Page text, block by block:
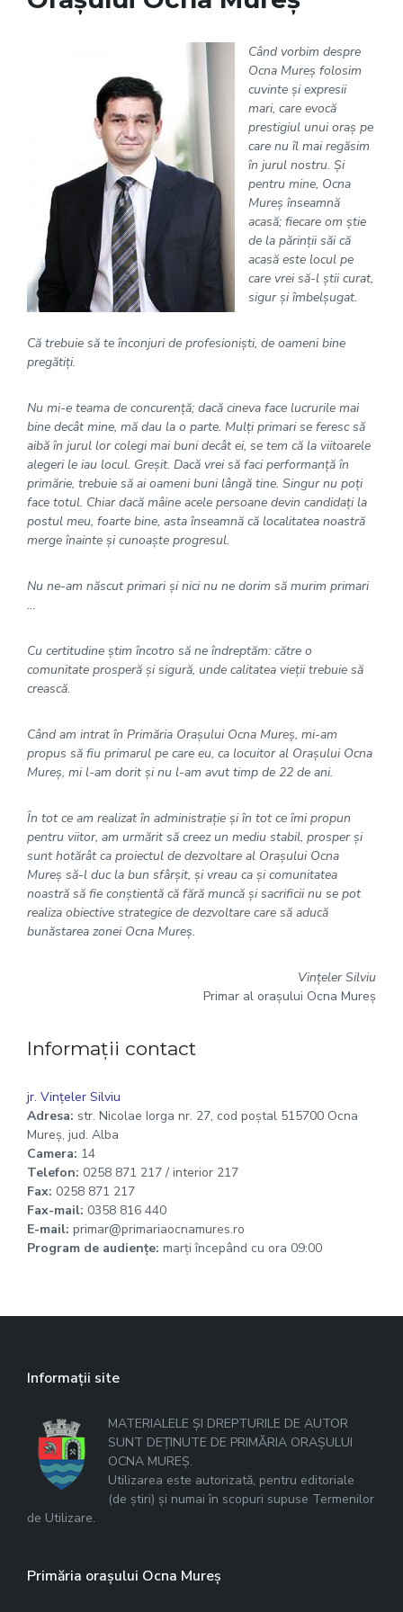
Când vorbim despre
Ocna Mureş folosim
cuvinte şi expresii
mari, care evocă
prestigiul unui oraş pe
care nu îl mai regăsim
în jurul nostru. Şi
pentru mine, Ocna
Mureş înseamnă
acasă; fiecare om ştie
de la părinţii săi că
acasă este locul pe
care vrei să-l ştii curat,
sigur şi îmbelşugat.
Că trebuie să te înconjuri de profesionişti, de oameni bine
pregătiţi.
Nu mi-e teama de concurenţă; dacă cineva face lucrurile mai
bine decât mine, mă dau la o parte. Mulţi primari se feresc să
aibă în jurul lor colegi mai buni decât ei, se tem că la viitoarele
alegeri le iau locul. Greşit. Dacă vrei să faci performanţă în
primărie, trebuie să ai oameni buni lângă tine. Singur nu poţi
face totul. Chiar dacă mâine acele persoane devin candidaţi la
postul meu, foarte bine, asta înseamnă că localitatea noastră
merge înainte şi cunoaşte progresul.
Nu ne-am născut primari şi nici nu ne dorim să murim primari
…
Cu certitudine ştim încotro să ne îndreptăm: către o
comunitate prosperă şi sigură, unde calitatea vieţii trebuie să
crească.
Când am intrat în Primăria Oraşului Ocna Mureş, mi-am
propus să fiu primarul pe care eu, ca locuitor al Oraşului Ocna
Mureş, mi l-am dorit şi nu l-am avut timp de 22 de ani.
În tot ce am realizat în administraţie şi în tot ce îmi propun
pentru viitor, am urmărit să creez un mediu stabil, prosper şi
sunt hotărât ca proiectul de dezvoltare al Oraşului Ocna
Mureş să-l duc la bun sfârşit, şi vreau ca şi comunitatea
noastră să fie conştientă că fără muncă şi sacrificii nu se pot
realiza obiective strategice de dezvoltare care să aducă
bunăstarea zonei Ocna Mureş.
Vinţeler Silviu
Primar al oraşului Ocna Mureş
Informații contact
jr. Vinţeler Silviu
Adresa: str. Nicolae Iorga nr. 27, cod poştal 515700 Ocna
Mureş, jud. Alba
Camera: 14
Telefon: 0258 871 217 / interior 217
Fax: 0258 871 217
Fax-mail: 0358 816 440
E-mail: primar@primariaocnamures.ro
Program de audienţe: marţi începând cu ora 09:00
Informații site
MATERIALELE ȘI DREPTURILE DE AUTOR
SUNT DEȚINUTE DE PRIMĂRIA ORAȘULUI
OCNA MUREȘ.
Utilizarea este autorizată, pentru editoriale
(de știri) și numai în scopuri supuse Termenilor
de Utilizare.
Primăria orașului Ocna Mureș